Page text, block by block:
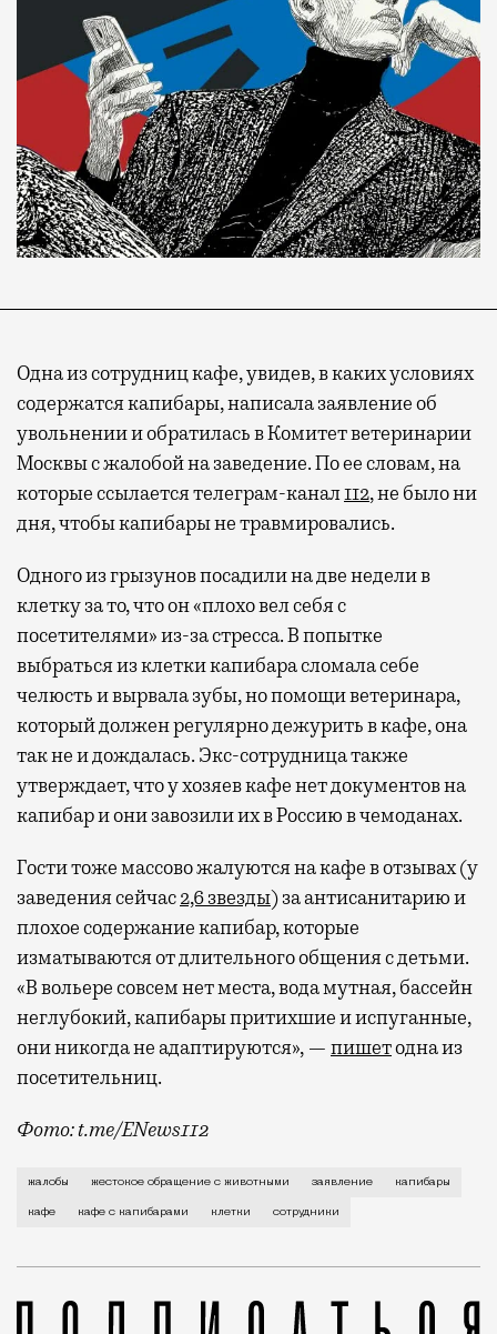
Одна из сотрудниц кафе, увидев, в каких условиях
содержатся капибары, написала заявление об
увольнении и обратилась в Комитет ветеринарии
Москвы с жалобой на заведение. По ее словам, на
которые ссылается телеграм-канал112, не было ни
дня, чтобы капибары не травмировались.
Одного из грызунов посадили на две недели в
клетку за то, что он «плохо вел себя с
посетителями» из-за стресса. В попытке
выбраться из клетки капибара сломала себе
челюсть и вырвала зубы, но помощи ветеринара,
который должен регулярно дежурить в кафе, она
так не и дождалась. Экс-сотрудница также
утверждает, что у хозяев кафе нет документов на
капибар и они завозили их в Россию в чемоданах.
Гости тоже массово жалуются на кафе в отзывах (у
заведения сейчас2,6 звезды) за антисанитарию и
плохое содержание капибар, которые
изматываются от длительного общения с детьми.
«В вольере совсем нет места, вода мутная, бассейн
неглубокий, капибары притихшие и испуганные,
они никогда не адаптируются», — пишетодна из
посетительниц.
Фото: t.me/ENews112
С момента открытия нового контактного кафе с
жалобы жестокое обращение с животными заявление капибары
кафе кафе с капибарами клетки сотрудники